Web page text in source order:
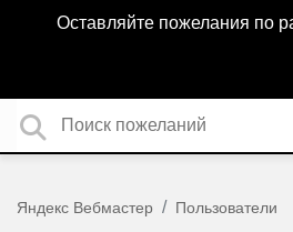
Оставляйте пожелания по
Яндекс Вебмастер Пользователи